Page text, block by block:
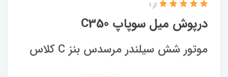
درپوش میل سوپاپ C350
از 1
موتور شش سیلندر مرسدس بنز C کلاس